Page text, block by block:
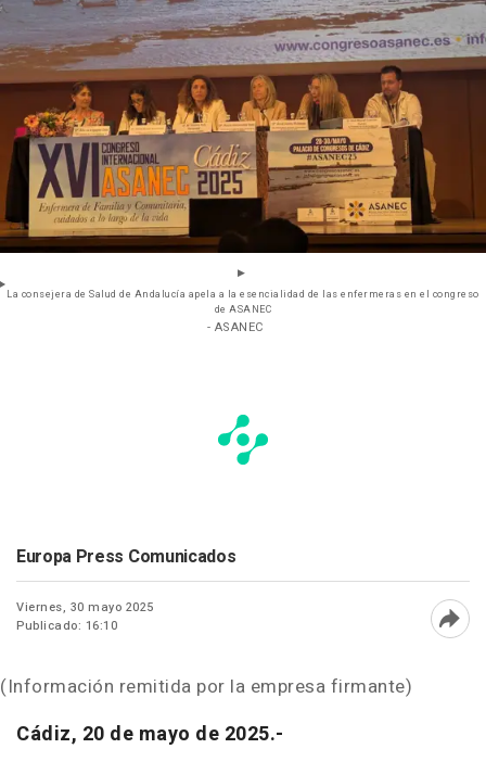
La consejera de Salud de Andalucía apela a la esencialidad de las enfermeras en el congreso
de ASANEC
- ASANEC
Europa Press Comunicados
Viernes, 30 mayo 2025
Publicado: 16:10
(Información remitida por la empresa firmante)
Cádiz, 20 de mayo de 2025.-